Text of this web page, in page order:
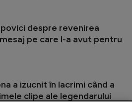
despre revenirea
pe care l-a avut pentru
a izucnit în lacrimi când a
clipe ale legendarului